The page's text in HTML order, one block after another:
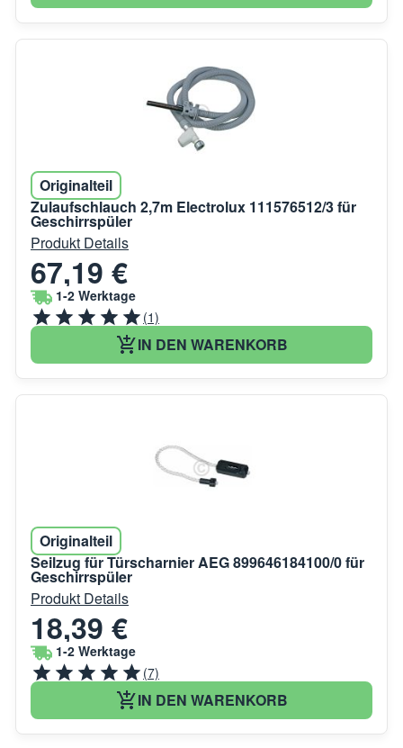
Originalteil
Zulaufschlauch 2,7m Electrolux 111576512/3 für
Geschirrspüler
Produkt Details
67,19 €
1-2 Werktage
(1)
IN DEN WARENKORB
Originalteil
Seilzug für Türscharnier AEG 899646184100/0 für
Geschirrspüler
Produkt Details
18,39 €
1-2 Werktage
(7)
IN DEN WARENKORB